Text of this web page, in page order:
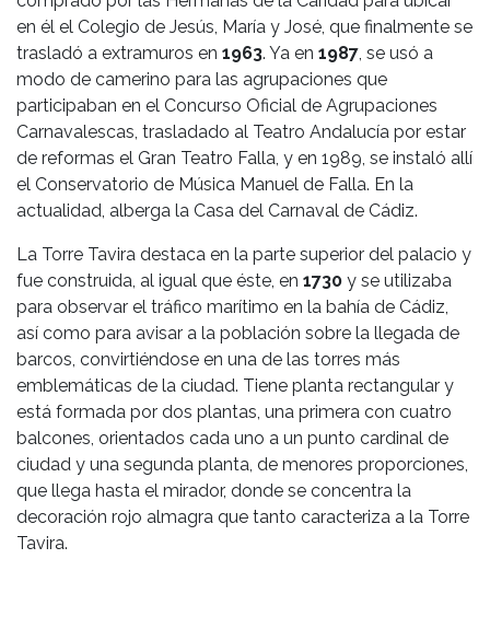
en él el Colegio de Jesús, María y José, que finalmente se
trasladó a extramuros en 1963. Ya en 1987 , se usó a
modo de camerino para las agrupaciones que
participaban en el Concurso Oficial de Agrupaciones
Carnavalescas, trasladado al Teatro Andalucía por estar
de reformas el Gran Teatro Falla, y en 1989, se instaló allí
el Conservatorio de Música Manuel de Falla. En la
actualidad, alberga la Casa del Carnaval de Cádiz.
La Torre Tavira destaca en la parte superior del palacio y
fue construida, al igual que éste, en 1730 y se utilizaba
para observar el tráfico marítimo en la bahía de Cádiz,
así como para avisar a la población sobre la llegada de
barcos, convirtiéndose en una de las torres más
emblemáticas de la ciudad. Tiene planta rectangular y
está formada por dos plantas, una primera con cuatro
balcones, orientados cada uno a un punto cardinal de
ciudad y una segunda planta, de menores proporciones,
que llega hasta el mirador, donde se concentra la
decoración rojo almagra que tanto caracteriza a la Torre
Tavira.